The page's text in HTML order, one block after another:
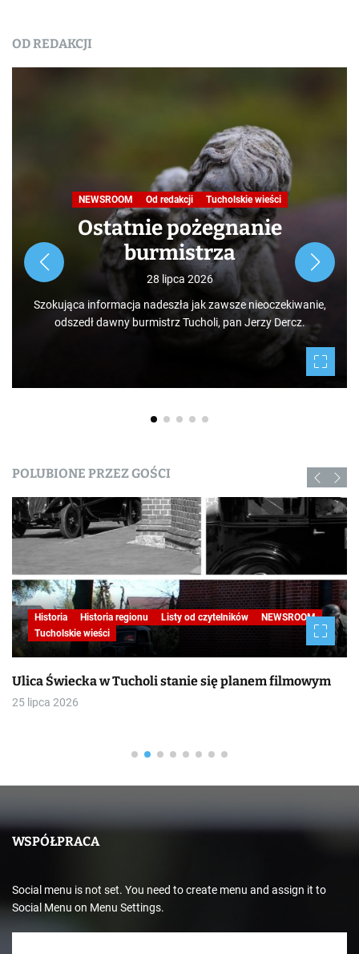
OD REDAKCJI
Podróże małe i duże. Ścieżka
przyrodniczo-dydaktyczna
„Jelenia Wyspa”
24 lipca 2026
Rozpoczynamy nowy cykl opowieści zarówno dla turystów,
jak i mieszkańców, którzy niekoniecznie muszą podróżować
po świecie. Mamy niezwykłe szczęście żyć w Borach
Tucholskich i korzystać i to w dodatku za darmo z tego, co
daje nam natura.
POLUBIONE PRZEZ GOŚCI
Historia Historia regionu Listy od czytelników
NEWSROOM
Tucholskie wieści
Ulica Świecka w Tucholi stanie się planem filmowym
25 lipca 2026
WSPÓŁPRACA
Social menu is not set. You need to create menu and assign it to
Social Menu on Menu Settings.